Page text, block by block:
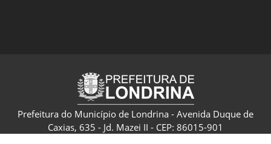
Prefeitura do Município de Londrina - Avenida Duque de
Caxias, 635 - Jd. Mazei II - CEP: 86015-901